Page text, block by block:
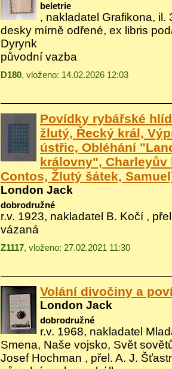
beletrie
, nakladatel Grafikona, il.
desky mírně odřené, ex libris
Dyrynk
původní vazba
D180, vloženo: 14.02.2026 12:03
Povídky rybářské
žlutý, Řecký král,
ústřic, Obléhání
královny", Charleyův
Contos, Žlutý šátek,
London Jack
dobrodružné
r.v. 1923, nakladatel B. Kočí ,
vázaná
Z1117, vloženo: 27.02.2021 11:30
Volání divočiny a
London Jack
dobrodružné
r.v. 1968, nakladatel
Smena, Naše vojsko, Svět
Josef Hochman , přel. A. J.